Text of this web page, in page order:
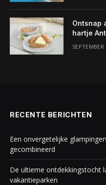
Ontsnap
hartje
RECENTE BERICHTEN
Een onvergetelijke
gecombineerd
De ultieme ontdekkingstocht
vakantieparken